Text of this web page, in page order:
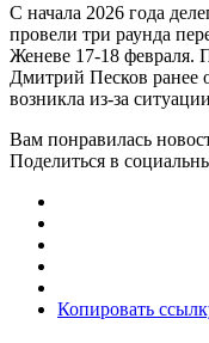
С начала 2026 года
провели три раунда
Женеве 17-18 февраля.
Дмитрий Песков ранее
возникла из-за
Вам понравилась
Поделиться в
Копировать